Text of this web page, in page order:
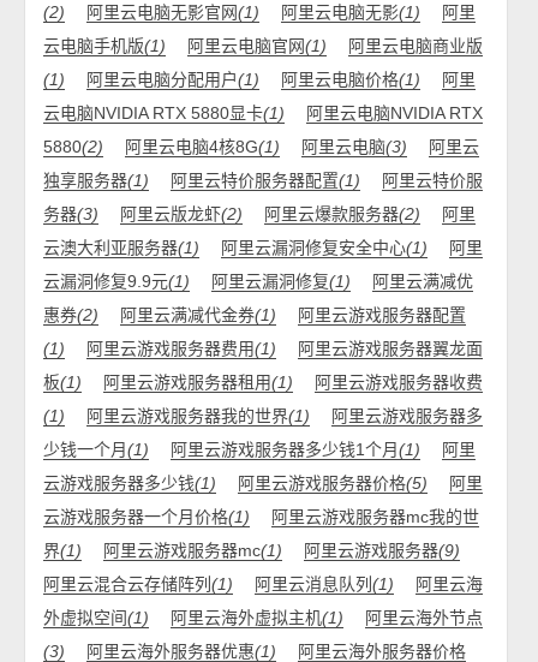
(2)
阿里云电脑无影官网(1) 阿里云电脑无影(1)
阿里
云电脑手机版(1) 阿里云电脑官网(1)
阿里云电脑商业版
(1)
阿里云电脑分配用户(1) 阿里云电脑价格(1)
阿里
云电脑NVIDIA RTX 5880显卡(1)
阿里云电脑NVIDIA RTX
5880(2) 阿里云电脑4核8G(1) 阿里云电脑(3)
阿里云
独享服务器(1) 阿里云特价服务器配置(1)
阿里云特价服
务器(3) 阿里云版龙虾(2) 阿里云爆款服务器(2)
阿里
云澳大利亚服务器(1) 阿里云漏洞修复安全中心(1)
阿里
云漏洞修复9.9元(1) 阿里云漏洞修复(1)
阿里云满减优
惠券(2) 阿里云满减代金券(1)
阿里云游戏服务器配置
(1)
阿里云游戏服务器费用(1)
阿里云游戏服务器翼龙面
板(1) 阿里云游戏服务器租用(1)
阿里云游戏服务器收费
(1)
阿里云游戏服务器我的世界(1)
阿里云游戏服务器多
少钱一个月(1) 阿里云游戏服务器多少钱1个月(1)
阿里
云游戏服务器多少钱(1) 阿里云游戏服务器价格(5)
阿里
云游戏服务器一个月价格(1)
阿里云游戏服务器mc我的世
界(1) 阿里云游戏服务器mc(1) 阿里云游戏服务器(9)
阿里云混合云存储阵列(1) 阿里云消息队列(1)
阿里云海
外虚拟空间(1) 阿里云海外虚拟主机(1)
阿里云海外节点
(3)
阿里云海外服务器优惠(1)
阿里云海外服务器价格